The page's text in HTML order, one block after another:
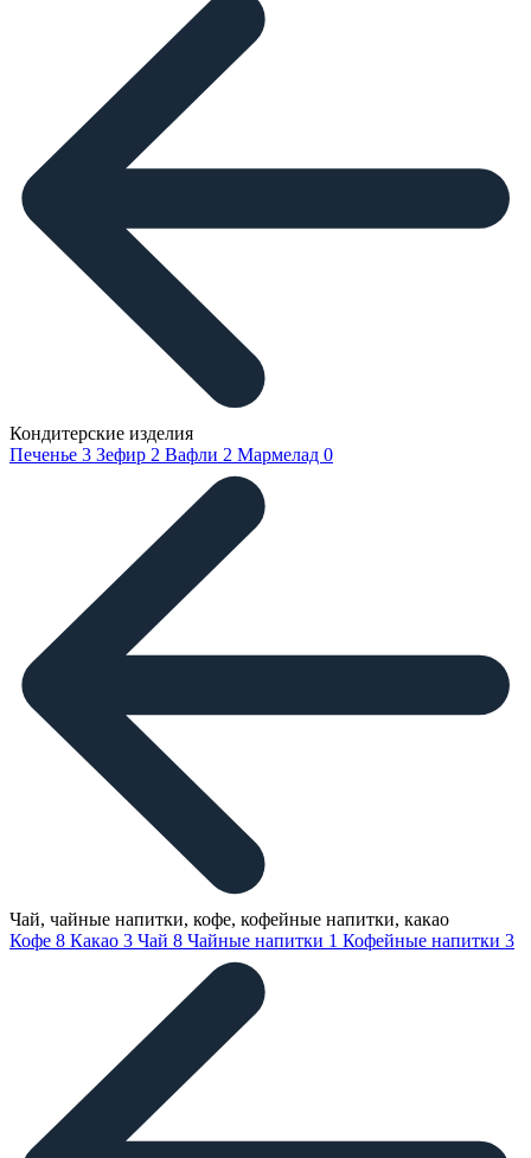
Кондитерские изделия
Печенье 3 Зефир 2 Вафли 2 Мармелад 0
Чай, чайные напитки, кофе, кофейные напитки, какао
Кофе 8 Какао 3 Чай 8 Чайные напитки 1 Кофейные напитки 3